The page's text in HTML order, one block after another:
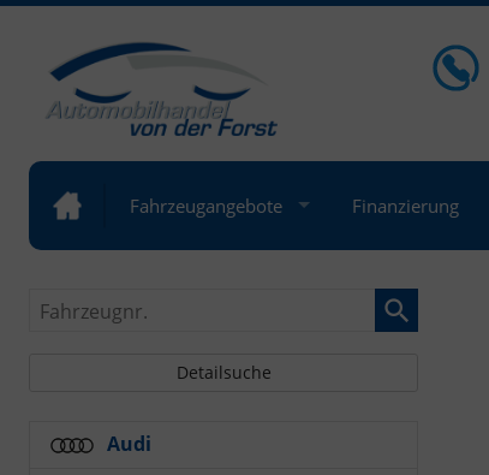
Fahrzeugangebote Finanzierung
Fahrzeugnr.
Detailsuche
Audi